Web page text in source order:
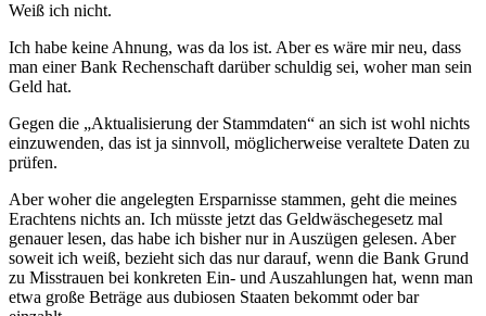
Weiß ich nicht.
Ich habe keine Ahnung, was da los ist. Aber es wäre mir neu, dass
man einer Bank Rechenschaft darüber schuldig sei, woher man sein
Geld hat.
Gegen die „Aktualisierung der Stammdaten“ an sich ist wohl nichts
einzuwenden, das ist ja sinnvoll, möglicherweise veraltete Daten zu
prüfen.
Aber woher die angelegten Ersparnisse stammen, geht die meines
Erachtens nichts an. Ich müsste jetzt das Geldwäschegesetz mal
genauer lesen, das habe ich bisher nur in Auszügen gelesen. Aber
soweit ich weiß, bezieht sich das nur darauf, wenn die Bank Grund
zu Misstrauen bei konkreten Ein- und Auszahlungen hat, wenn man
etwa große Beträge aus dubiosen Staaten bekommt oder bar